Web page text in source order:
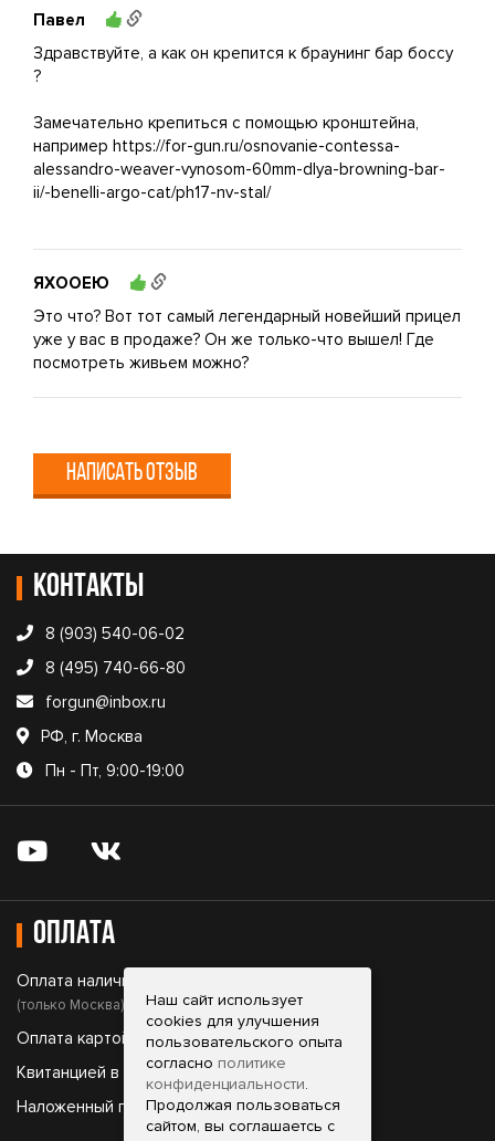
Павел
Здравствуйте, а как он крепится к браунинг бар боссу
?
Замечательно крепиться с помощью кронштейна,
например https://for-gun.ru/osnovanie-contessa-
alessandro-weaver-vynosom-60mm-dlya-browning-bar-
ii/-benelli-argo-cat/ph17-nv-stal/
ЯХООЕЮ
Это что? Вот тот самый легендарный новейший прицел
уже у вас в продаже? Он же только-что вышел! Где
посмотреть живьем можно?
НАПИСАТЬ ОТЗЫВ
Контакты
8 (903) 540-06-02
8 (495) 740-66-80
forgun@inbox.ru
РФ, г. Москва
Пн - Пт, 9:00-19:00
Оплата
Оплата наличными;
(только Москва)
Оплата картой;
Квитанцией в банке;
Наложенный платеж.
Наш сайт использует
cookies для улучшения
пользовательского опыта
согласно политике
конфиденциальности.
Продолжая пользоваться
сайтом, вы соглашаетсь с